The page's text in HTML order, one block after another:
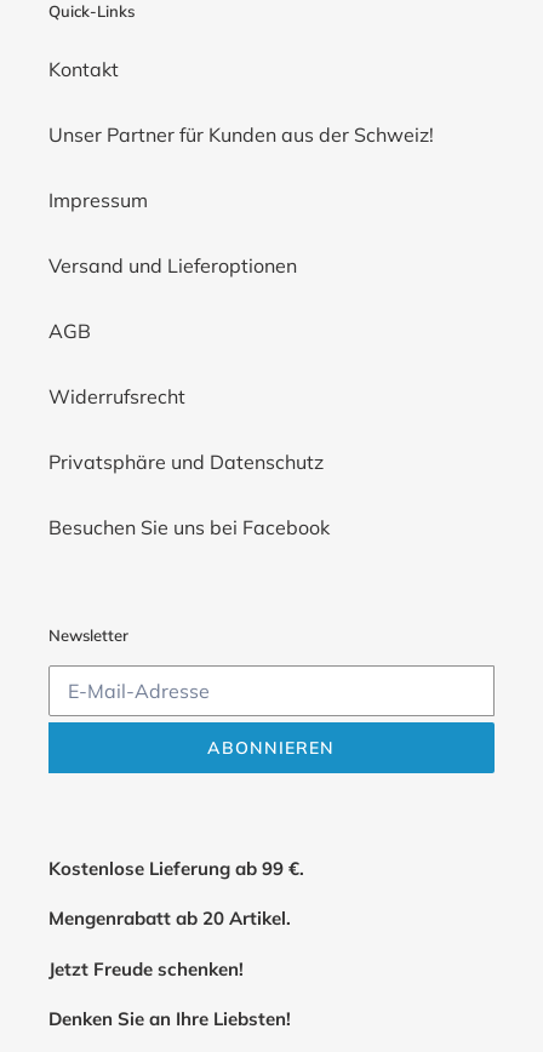
Quick-Links
Kontakt
Unser Partner für Kunden aus der Schweiz!
Impressum
Versand und Lieferoptionen
AGB
Widerrufsrecht
Privatsphäre und Datenschutz
Besuchen Sie uns bei Facebook
Newsletter
ABONNIEREN
Kostenlose Lieferung ab 99 €.
Mengenrabatt ab 20 Artikel.
Jetzt Freude schenken!
Denken Sie an Ihre Liebsten!